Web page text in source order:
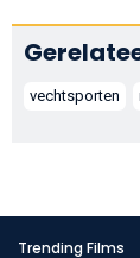
vechtsporten
Trending Films